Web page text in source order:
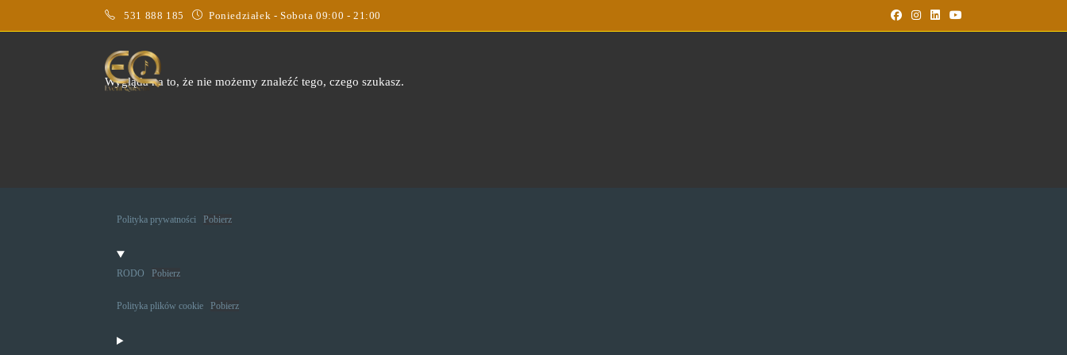
531 888 185 Poniedziałek - Sobota 09:00 - 21:00
Wygląda na to, że nie możemy znaleźć tego, czego szukasz.
Polityka prywatności Pobierz
RODO Pobierz
Polityka plików cookie Pobierz